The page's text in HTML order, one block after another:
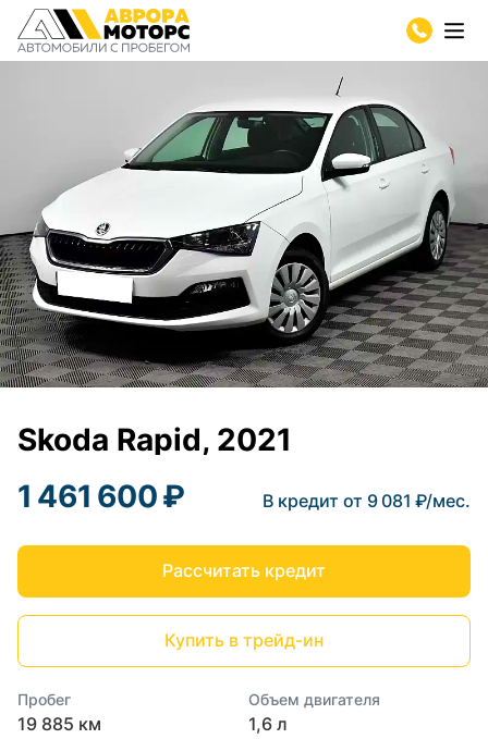
Skoda Rapid, 2021
1 461 600 ₽
В кредит от 9 081 ₽/мес.
Рассчитать кредит
Купить в трейд-ин
Пробег
19 885 км
Объем двигателя
1,6 л